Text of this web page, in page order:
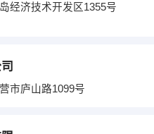
经济技术开发区1355号
市庐山路1099号